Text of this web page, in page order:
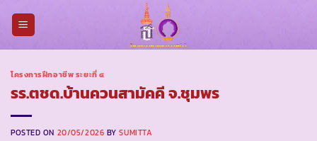
โครงการฝึกอาชีพ ระยะที่ ๔
รร.ตชด.บ้านควนสามัคคี จ.ชุมพร
POSTED ON 20/05/2026 BYSUMITTA